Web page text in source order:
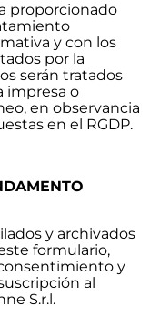
proporcionado
y con los
por la
serán tratados
impresa o
en observancia
en el RGDP.
y archivados
formulario,
y
al
S.r.l.